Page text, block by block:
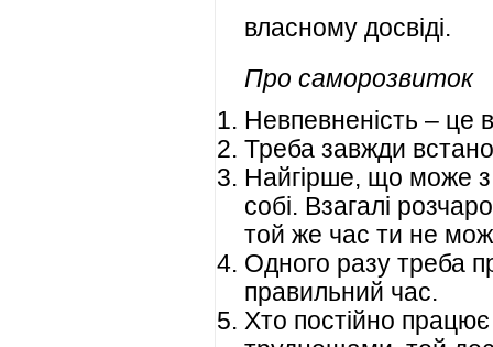
власному досвіді.
Про саморозвиток
Невпевненість – це
Треба завжди
Найгірше, що може
собі. Взагалі
той же час ти не
Одного разу треба
правильний час.
Хто постійно